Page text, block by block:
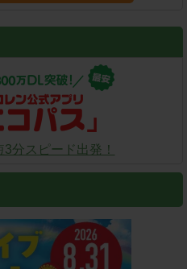
分スピード出発！